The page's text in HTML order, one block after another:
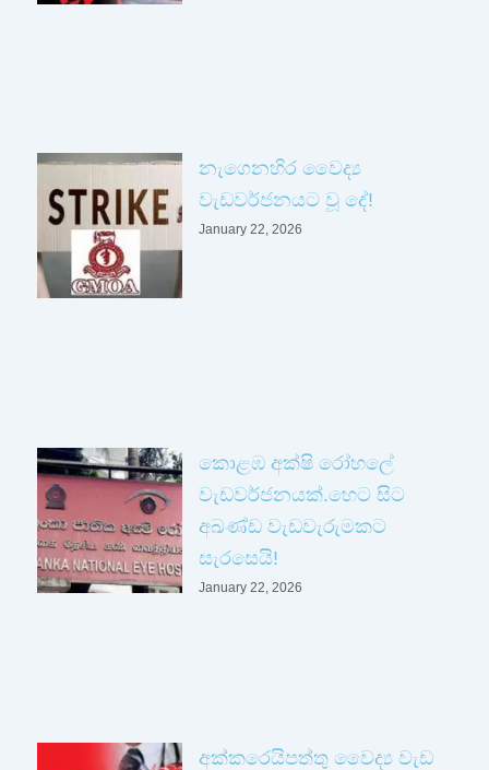
නැගෙනහිර වෛද්‍ය
වැඩවර්ජනයට වූ දේ!
January 22, 2026
කොළඹ අක්ෂි රෝහලේ
වැඩවර්ජනයක්.හෙට සිට
අඛණ්ඩ වැඩවැරුමකට
සැරසෙයි!
January 22, 2026
අක්කරෙයිපත්තු වෛද්‍ය වැඩ